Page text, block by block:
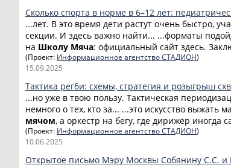
Сколько спорта в норме в 6–12 лет:
...лет. В это время дети растут очень быстро,
секции. И здесь важно найти... ...форматы
на Школу Мяча: официальный сайт здесь.
(Проект: Информационное агентство СТАДИОН)
15.09.2025
Тактика регби: схемы, стратегия и розыгрыш
...но уже в твою пользу. Тактическая
немного о тех, кто за... ...это искусство выжать
мячом, а оркестр на бегу, где дирижёр иногда
(Проект: Информационное агентство СТАДИОН)
10.06.2025
Открытое письмо Мэру Москвы Собянину С.С. и